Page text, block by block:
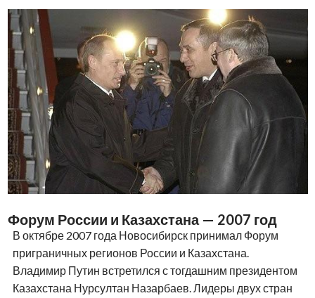
Форум России и Казахстана — 2007 год
В октябре 2007 года Новосибирск принимал Форум
приграничных регионов России и Казахстана.
Владимир Путин встретился с тогдашним президентом
Казахстана Нурсултан Назарбаев. Лидеры двух стран